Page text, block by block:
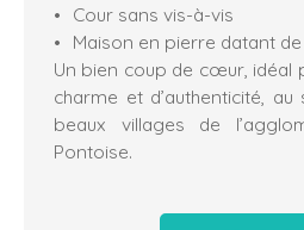
Cour sans vis-à-vis
Maison en pierre datant de
Un bien coup de cœur, idéal
charme et d’authenticité, au
beaux villages de
Pontoise.